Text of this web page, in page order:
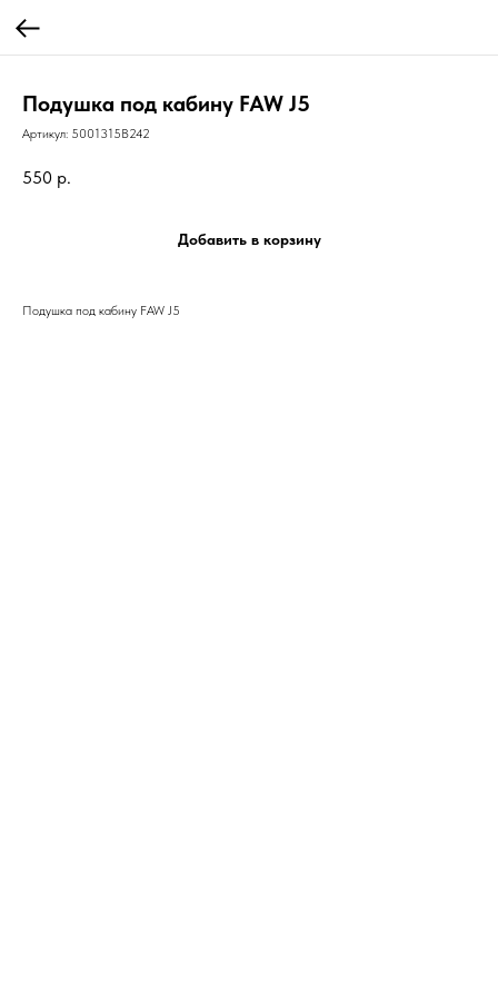
Подушка под кабину FAW J5
Артикул: 5001315B242
550 р.
Добавить в корзину
Подушка под кабину FAW J5